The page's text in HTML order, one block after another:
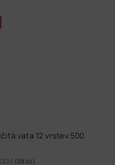
vata 12 vrstev 500
(98 ks)